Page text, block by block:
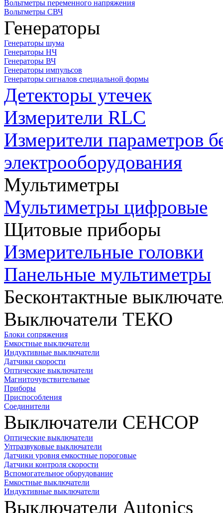
Вольтметры переменного напряжения
Вольтметры СВЧ
Генераторы
Генераторы шума
Генераторы НЧ
Генераторы ВЧ
Генераторы импульсов
Генераторы сигналов специальной формы
Детекторы утечек
Измерители RLC
Измерители параметров
электрооборудования
Мультиметры
Мультиметры цифровые
Щитовые приборы
Измерительные головки
Панельные мультиметры
Бесконтактные
Выключатели ТЕКО
Блоки сопряжения
Емкостные выключатели
Индуктивные выключатели
Датчики скорости
Оптические выключатели
Магниточувствительные
Приборы
Приспособления
Соединители
Выключатели СЕНСОР
Оптические выключатели
Ултразвуковые выключатели
Датчики уровня емкостные пороговые
Датчики контроля скорости
Вспомогательное оборудование
Емкостные выключатели
Индуктивные выключатели
Выключатели Autonics